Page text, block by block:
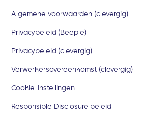
Algemene voorwaarden (clevergig)
Privacybeleid (Beeple)
Privacybeleid (clevergig)
Verwerkersovereenkomst (clevergig)
Cookie-instellingen
Responsible Disclosure beleid